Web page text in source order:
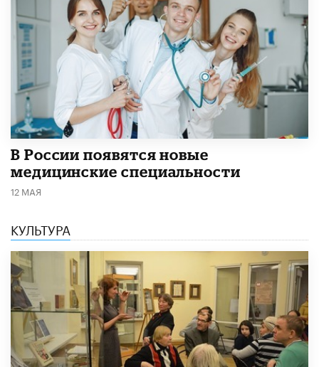
В России появятся новые
медицинские специальности
12 МАЯ
КУЛЬТУРА